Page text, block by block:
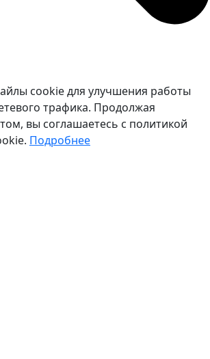
cookie для улучшения работы
трафика. Продолжая
вы соглашаетесь с политикой
Подробнее